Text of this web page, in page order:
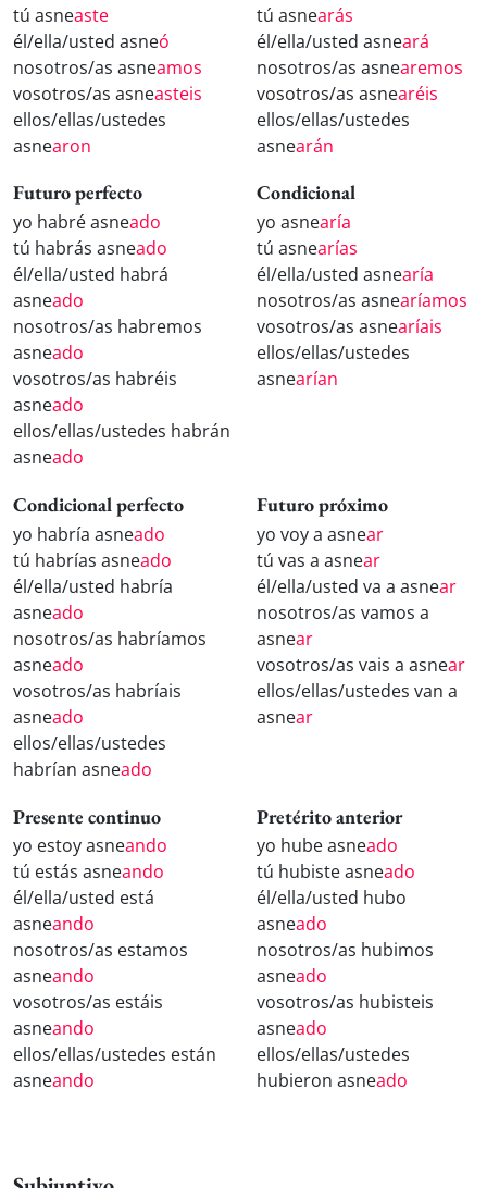
tú asneaste
él/ella/usted asneó
nosotros/as asneamos
vosotros/as asneasteis
ellos/ellas/ustedes
asnearon
tú asnearás
él/ella/usted asneará
nosotros/as asnearemos
vosotros/as asnearéis
ellos/ellas/ustedes
asnearán
Futuro perfecto
yo habré asneado
tú habrás asneado
él/ella/usted habrá
asneado
nosotros/as habremos
asneado
vosotros/as habréis
asneado
ellos/ellas/ustedes habrán
asneado
Condicional
yo asnearía
tú asnearías
él/ella/usted asnearía
nosotros/as asnearíamos
vosotros/as asnearíais
ellos/ellas/ustedes
asnearían
Condicional perfecto
yo habría asneado
tú habrías asneado
él/ella/usted habría
asneado
nosotros/as habríamos
asneado
vosotros/as habríais
asneado
ellos/ellas/ustedes
habrían asneado
Futuro próximo
yo voy a asnear
tú vas a asnear
él/ella/usted va a asnear
nosotros/as vamos a
asnear
vosotros/as vais a asnear
ellos/ellas/ustedes van a
asnear
Presente continuo
yo estoy asneando
tú estás asneando
él/ella/usted está
asneando
nosotros/as estamos
asneando
vosotros/as estáis
asneando
ellos/ellas/ustedes están
asneando
Pretérito anterior
yo hube asneado
tú hubiste asneado
él/ella/usted hubo
asneado
nosotros/as hubimos
asneado
vosotros/as hubisteis
asneado
ellos/ellas/ustedes
hubieron asneado